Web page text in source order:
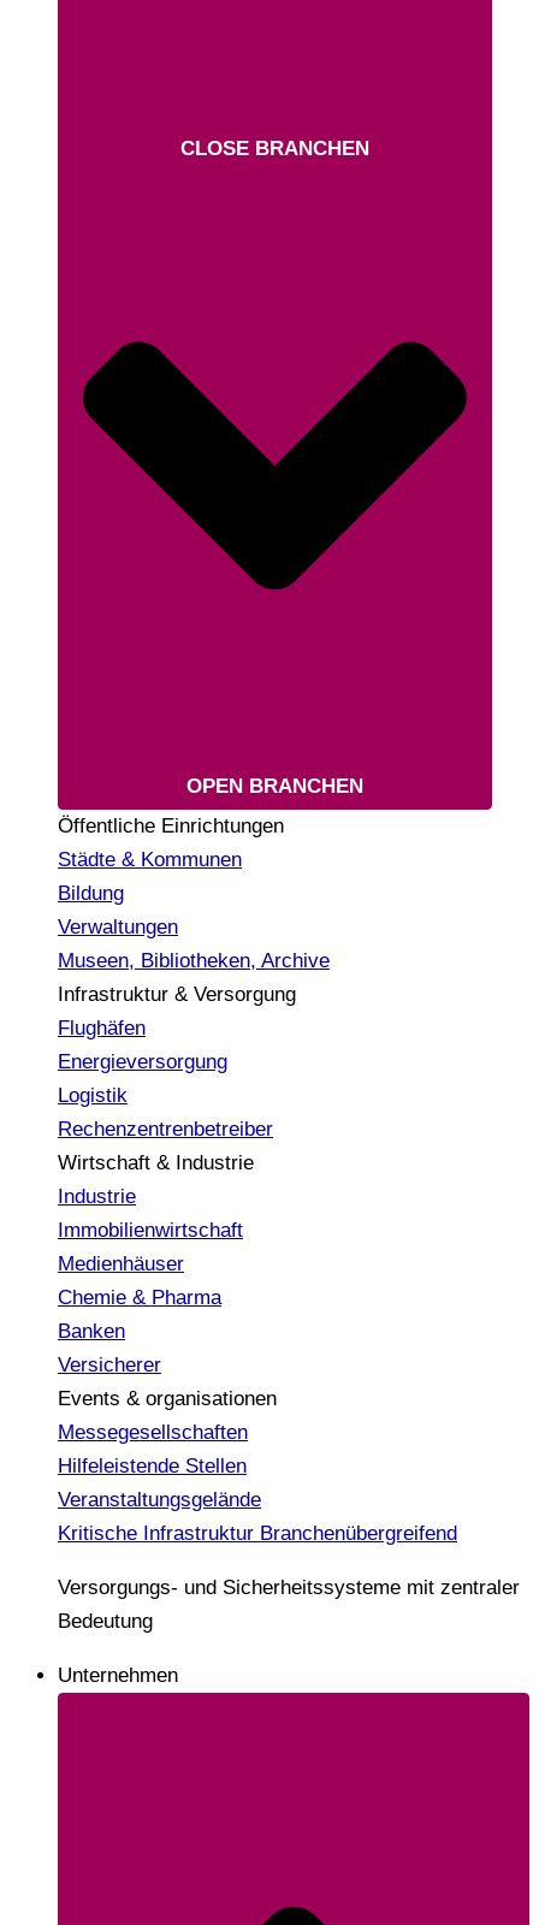
CLOSE BRANCHEN
OPEN BRANCHEN
Öffentliche Einrichtungen
Städte & Kommunen
Bildung
Verwaltungen
Museen, Bibliotheken, Archive
Infrastruktur & Versorgung
Flughäfen
Energieversorgung
Logistik
Rechenzentrenbetreiber
Wirtschaft & Industrie
Industrie
Immobilienwirtschaft
Medienhäuser
Chemie & Pharma
Banken
Versicherer
Events & organisationen
Messegesellschaften
Hilfeleistende Stellen
Veranstaltungsgelände
Kritische Infrastruktur Branchenübergreifend
Versorgungs- und Sicherheitssysteme mit zentraler
Bedeutung
Unternehmen